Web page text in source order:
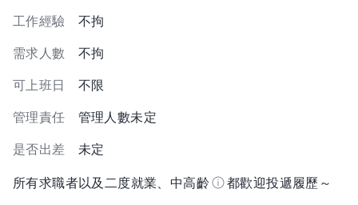
工作經驗 不拘
需求人數 不拘
可上班日 不限
管理責任 管理人數未定
是否出差 未定
所有求職者以及二度就業、中高齡 都歡迎投遞履歷～